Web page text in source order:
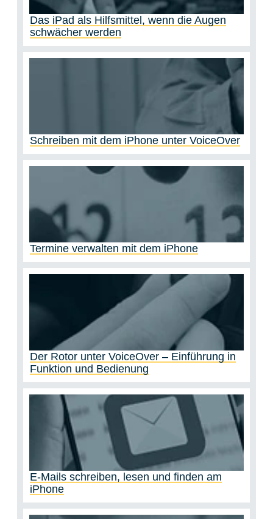
Das iPad als Hilfsmittel, wenn die Augen
schwächer werden
Schreiben mit dem iPhone unter VoiceOver
Termine verwalten mit dem iPhone
Der Rotor unter VoiceOver – Einführung in
Funktion und Bedienung
E-Mails schreiben, lesen und finden am
iPhone